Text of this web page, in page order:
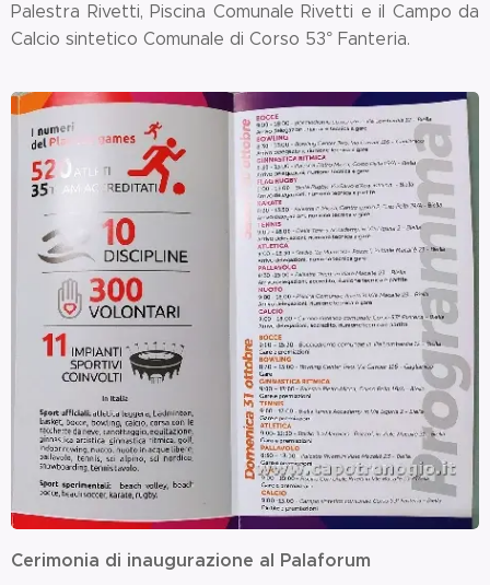
Palestra Rivetti, Piscina Comunale Rivetti e il Campo da
Calcio sintetico Comunale di Corso 53° Fanteria.
Cerimonia di inaugurazione al Palaforum